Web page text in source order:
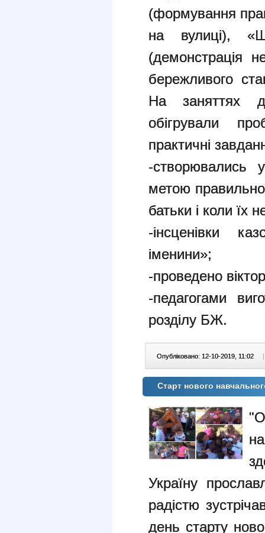
(формування
на вулиці),
(демонстрація
бережливого
На заняттях
обігрували
практичні
-створювались
метою
батьки і коли їх
-інсценівки
іменини»;
-проведено
-педагогами
розділу БЖ.
Опубліковано: 12-10-2019, 11:02 |
Старт нового
Україну
радістю
день старту